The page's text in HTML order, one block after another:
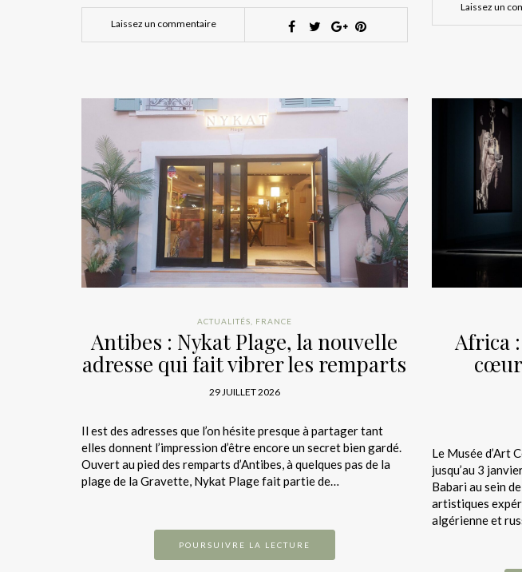
Laissez un commentaire
Laissez un
ACTUALITÉS FRANCE
Antibes : Nykat Plage, la nouvelle
adresse qui fait vibrer les remparts
29 JUILLET 2026
Il est des adresses que l’on hésite presque à partager tant
elles donnent l’impression d’être encore un secret bien gardé.
Ouvert au pied des remparts d’Antibes, à quelques pas de la
plage de la Gravette, Nykat Plage fait partie de…
POURSUIVRE LA LECTURE
Africa
Le Musée d’Art
jusqu’au 3
Babari au sein
artistiques
algérienne et